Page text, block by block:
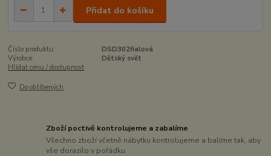
Přidat do košíku
Číslo produktu:
DSD302fialová
Výrobce:
Dětský svět
Hlídat cenu / dostupnost
Do oblíbených
Zboží poctivě kontrolujeme a zabalíme
Všechno zboží včetně nábytku kontrolujeme a balíme tak, aby
vše dorazilo v pořádku